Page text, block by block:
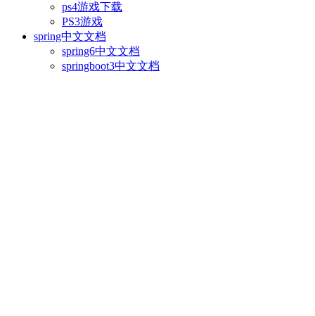
ps4游戏下载
PS3游戏
spring中文文档
spring6中文文档
springboot3中文文档